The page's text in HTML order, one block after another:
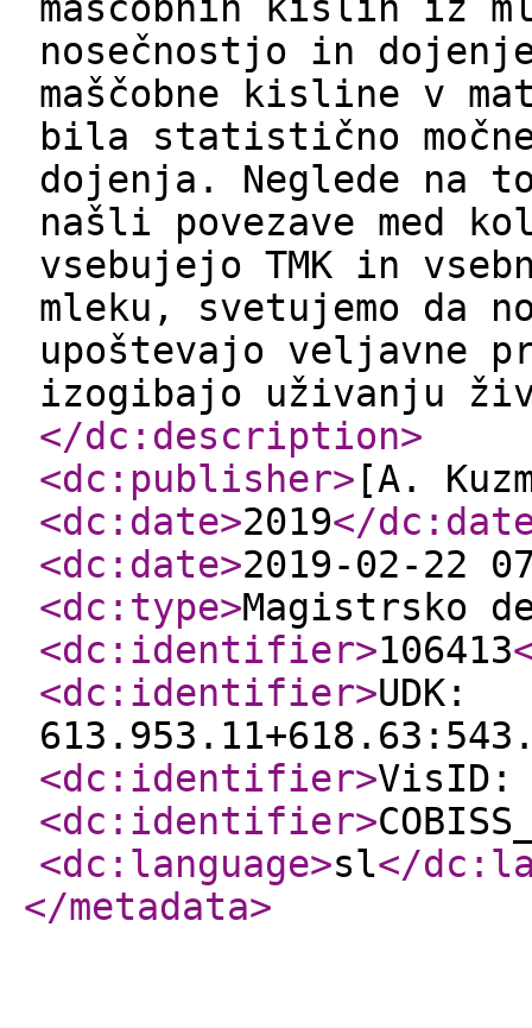
nosečnostjo in
maščobne kisline v
bila statistično
dojenja. Neglede na
našli povezave
vsebujejo TMK in
mleku, svetujemo da
upoštevajo veljavne
izogibajo uživanju
</dc:description>
<dc:publisher> [A.
<dc:date>2019</
<dc:date>2019-02-22
<dc:type>Magistrsko
<dc:identifier>106413
<dc:identifier>UDK:
<dc:identifier>VisID:
<dc:identifier>
<dc:language>sl</
</metadata>